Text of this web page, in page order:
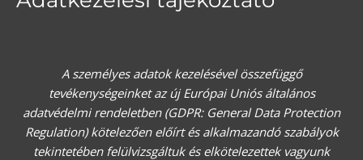
A személyes adatok kezelésével összefüggő
tevékenységeinket az új Európai Uniós általános
adatvédelmi rendeletben (GDPR: General Data Protection
Regulation) kötelezően előírt és alkalmazandó szabályok
tekintetében felülvizsgáltuk és elkötelezettek vagyunk